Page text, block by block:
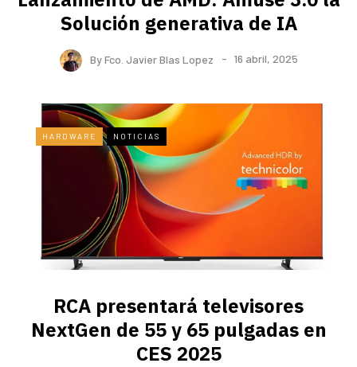
Solución generativa de IA
ByFco. Javier Blas Lopez 16 abril, 2025
HARDWARE NOTICIAS
RCA presentará televisores
NextGen de 55 y 65 pulgadas en
CES 2025